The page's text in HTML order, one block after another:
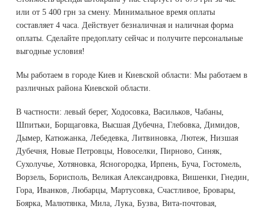
или от 5 400 грн за смену. Минимальное время оплаты
составляет 4 часа. Действует безналичная и наличная форма
оплаты. Сделайте предоплату сейчас и получите персональные
выгодные условия!
Мы работаем в городе Киев и Киевской области: Мы работаем в
различных района Киевской области.
В частности: левый берег, Ходосовка, Васильков, Чабаны,
Шпитьки, Борщаговка, Высшая Дубечна, Глебовка, Димидов,
Дымер, Катюжанка, Лебедевка, Литвиновка, Лютеж, Низшая
Дубечня, Новые Петровцы, Новоселки, Пирново, Синяк,
Сухолучье, Хотяновка, Ясногородка, Ирпень, Буча, Гостомель,
Ворзель, Борисполь, Великая Александровка, Вишенки, Гнедин,
Гора, Иванков, Любарцы, Мартусовка, Счастливое, Бровары,
Боярка, Малютянка, Мила, Лука, Бузва, Вита-почтовая,